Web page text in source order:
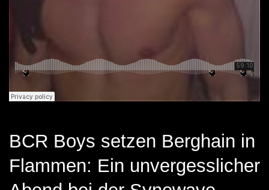
BCR Boys setzen Berghain in
Flammen: Ein unvergesslicher